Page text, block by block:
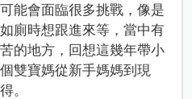
能會面臨很多挑戰，像是
廁時想跟進來等，當中有
的地方，回想這幾年帶小
雙寶媽從新手媽媽到現
。